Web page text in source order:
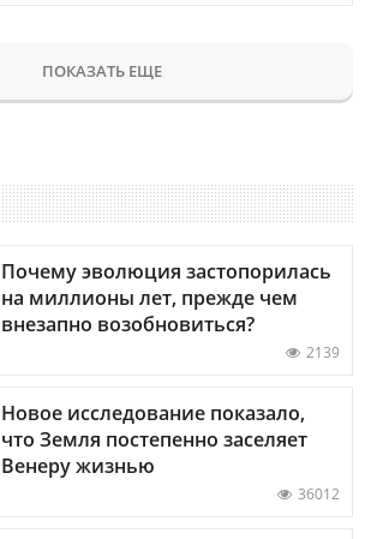
ПОКАЗАТЬ ЕЩЕ
Почему эволюция застопорилась
на миллионы лет, прежде чем
внезапно возобновиться?
2139
Новое исследование показало,
что Земля постепенно заселяет
Венеру жизнью
36012